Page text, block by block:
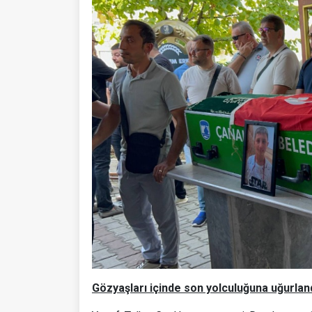
Gözyaşları içinde son yolculuğuna